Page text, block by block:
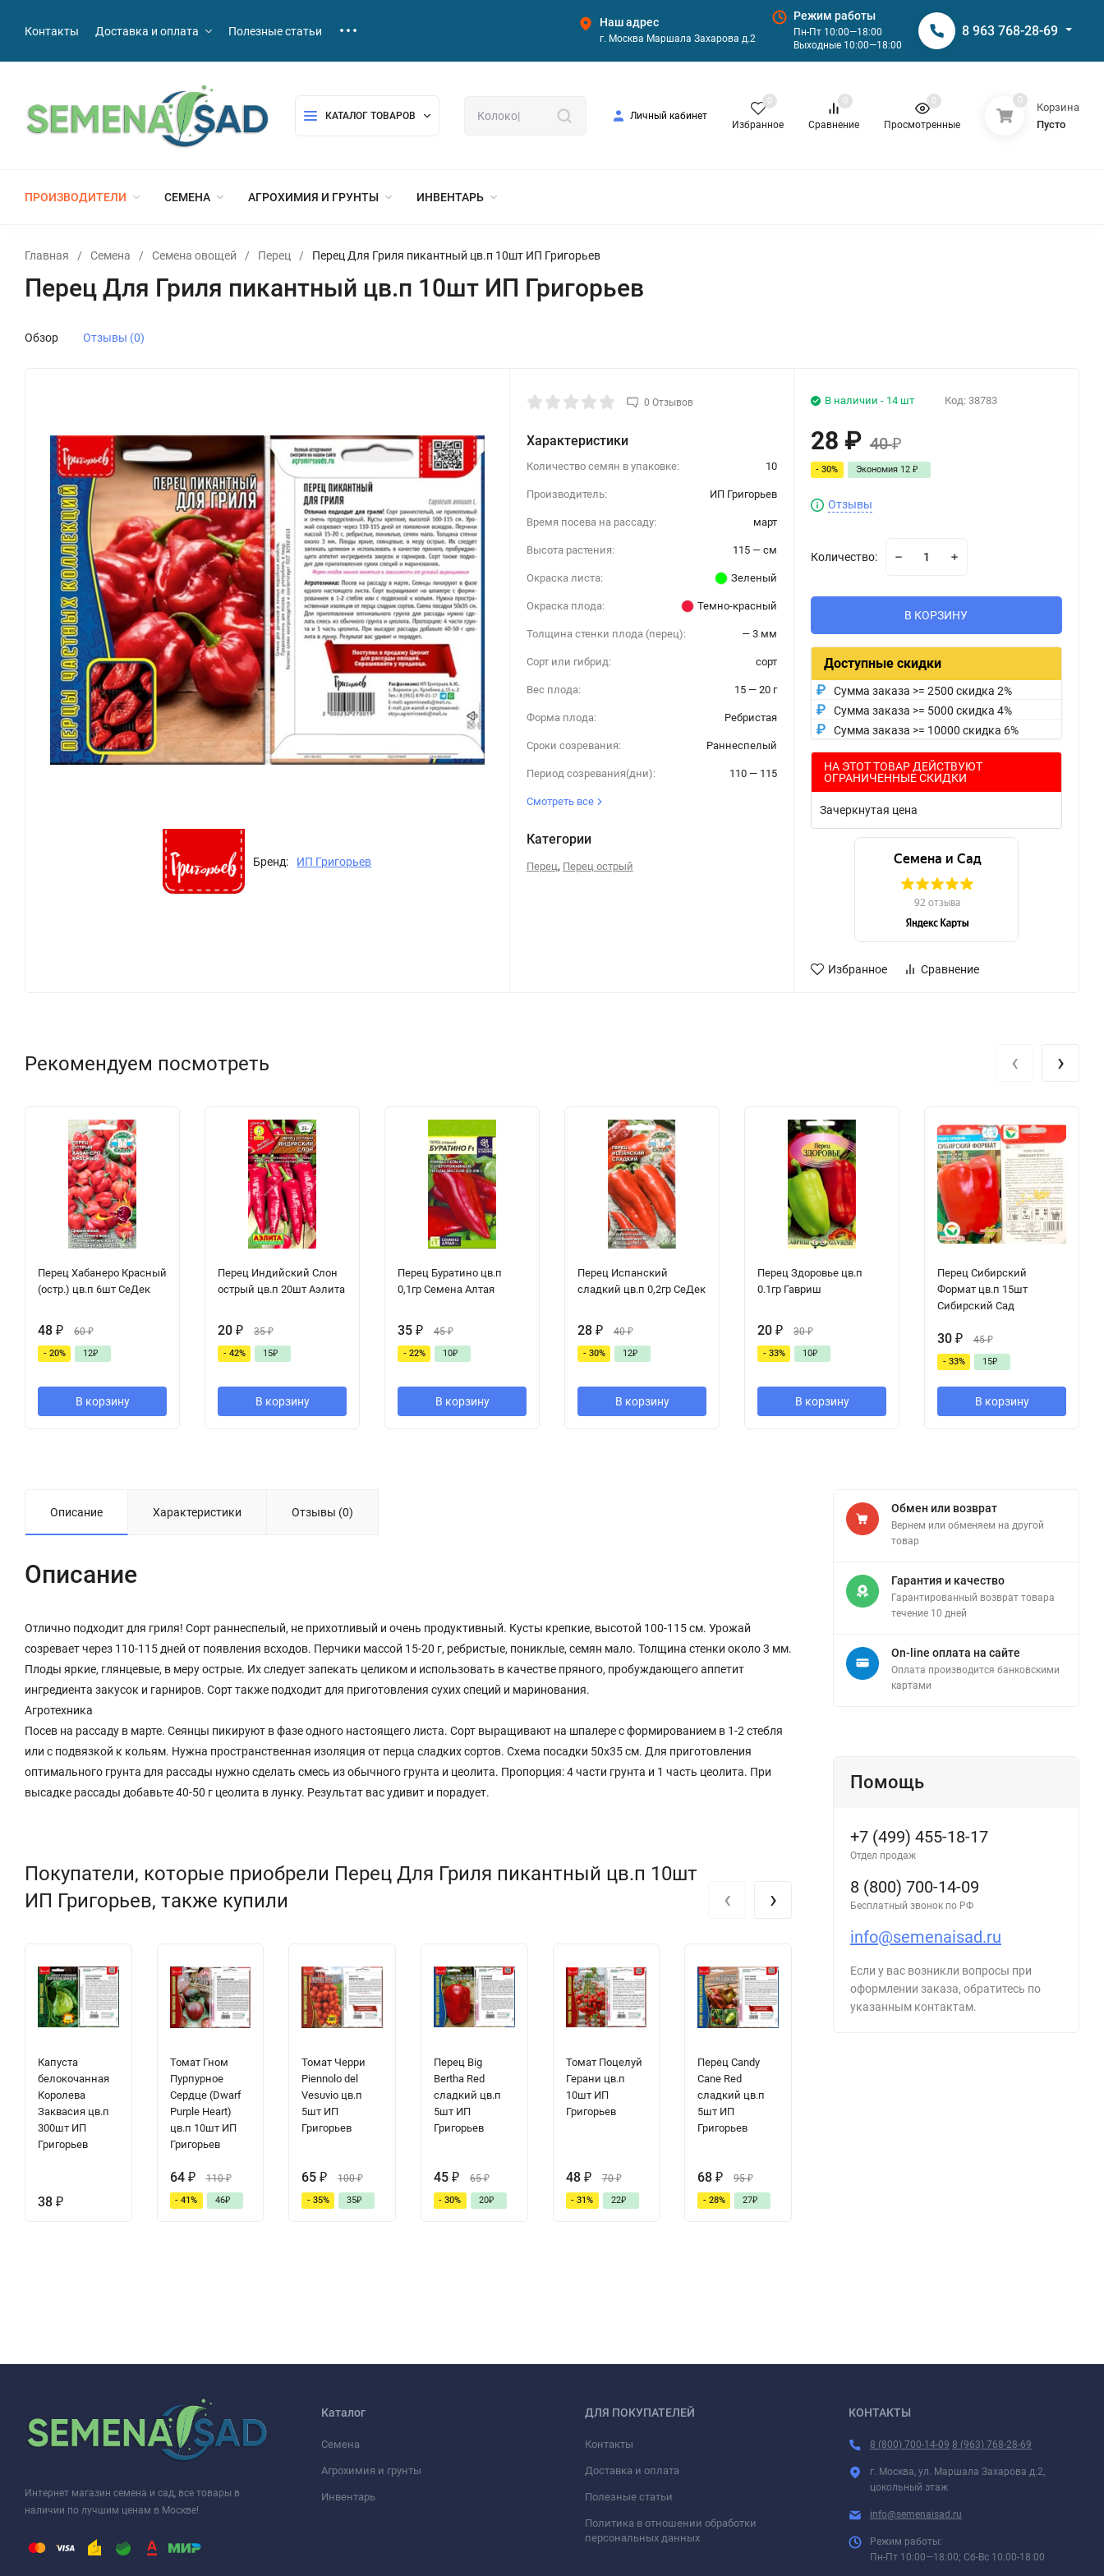
Контакты Доставка и оплата Полезные статьи
Наш адрес
г. Москва Маршала Захарова д.2
Режим работы
Пн-Пт 10:00—18:00
Выходные 10:00—18:00
8 963 768-28-69
КАТАЛОГ ТОВАРОВ
Личный кабинет
Избранное
0
Сравнение
0
Просмотренные
0 0
Корзина
Пусто
ПРОИЗВОДИТЕЛИ СЕМЕНА АГРОХИМИЯ И ГРУНТЫ ИНВЕНТАРЬ
Главная / Семена / Семена овощей / Перец / Перец Для Гриля пикантный цв.п 10шт ИП Григорьев
Перец Для Гриля пикантный цв.п 10шт ИП Григорьев
Обзор Отзывы (0)
Бренд: ИП Григорьев
0 Отзывов
Характеристики
Количество семян в упаковке: 10
Производитель: ИП Григорьев
Время посева на рассаду: март
Высота растения: 115 — см
Окраска листа: Зеленый
Окраска плода: Темно-красный
Толщина стенки плода (перец): — 3 мм
Сорт или гибрид: сорт
Вес плода: 15 — 20 г
Форма плода: Ребристая
Сроки созревания: Раннеспелый
Период созревания(дни): 110 — 115
Смотреть все
Категории
Перец, Перец острый
В наличии - 14 шт Код: 38783
28 ₽ 40₽
- 30% Экономия 12 ₽
Отзывы
Количество:
В КОРЗИНУ
Доступные скидки
Сумма заказа >= 2500 скидка 2%
Сумма заказа >= 5000 скидка 4%
Сумма заказа >= 10000 скидка 6%
НА ЭТОТ ТОВАР ДЕЙСТВУЮТ
ОГРАНИЧЕННЫЕ СКИДКИ
Зачеркнутая цена
Избранное Сравнение
Рекомендуем посмотреть
Перец Хабанеро Красный
(остр.) цв.п 6шт СеДек
48 ₽ 60₽
- 20% 12₽
В корзину
Перец Индийский Слон
острый цв.п 20шт Аэлита
20 ₽ 35₽
- 42% 15₽
В корзину
Перец Буратино цв.п
0,1гр Семена Алтая
35 ₽ 45₽
- 22% 10₽
В корзину
Перец Испанский
сладкий цв.п 0,2гр СеДек
28 ₽ 40₽
- 30% 12₽
В корзину
Перец Здоровье цв.п
0.1гр Гавриш
20 ₽ 30₽
- 33% 10₽
В корзину
Перец Сибирский
Формат цв.п 15шт
Сибирский Сад
30 ₽ 45₽
- 33% 15₽
В корзину
‹ ›
Описание Характеристики Отзывы (0)
Описание
Отлично подходит для гриля! Сорт раннеспелый, не прихотливый и очень продуктивный. Кусты крепкие, высотой 100-115 см. Урожай
созревает через 110-115 дней от появления всходов. Перчики массой 15-20 г, ребристые, пониклые, семян мало. Толщина стенки около 3 мм.
Плоды яркие, глянцевые, в меру острые. Их следует запекать целиком и использовать в качестве пряного, пробуждающего аппетит
ингредиента закусок и гарниров. Сорт также подходит для приготовления сухих специй и маринования.
Агротехника
Посев на рассаду в марте. Сеянцы пикируют в фазе одного настоящего листа. Сорт выращивают на шпалере с формированием в 1-2 стебля
или с подвязкой к кольям. Нужна пространственная изоляция от перца сладких сортов. Схема посадки 50х35 см. Для приготовления
оптимального грунта для рассады нужно сделать смесь из обычного грунта и цеолита. Пропорция: 4 части грунта и 1 часть цеолита. При
высадке рассады добавьте 40-50 г цеолита в лунку. Результат вас удивит и порадует.
Покупатели, которые приобрели Перец Для Гриля пикантный цв.п 10шт
ИП Григорьев, также купили
Капуста
белокочанная
Королева
Заквасия цв.п
300шт ИП
Григорьев
38 ₽
Томат Гном
Пурпурное
Сердце (Dwarf
Purple Heart)
цв.п 10шт ИП
Григорьев
64 ₽ 110₽
- 41% 46₽
Томат Черри
Piennolo del
Vesuvio цв.п
5шт ИП
Григорьев
65₽ 100₽
- 35% 35₽
Перец Big
Bertha Red
сладкий цв.п
5шт ИП
Григорьев
45 ₽ 65₽
- 30% 20₽
Томат Поцелуй
Герани цв.п
10шт ИП
Григорьев
48 ₽ 70₽
- 31% 22₽
Перец Candy
Cane Red
сладкий цв.п
5шт ИП
Григорьев
68₽ 95₽
- 28% 27₽
‹ ›
Обмен или возврат
Вернем или обменяем на другой
товар
Гарантия и качество
Гарантированный возврат товара
течение 10 дней
On-line оплата на сайте
Оплата производится банковскими
картами
Помощь
+7 (499) 455-18-17
Отдел продаж
8 (800) 700-14-09
Бесплатный звонок по РФ
info@semenaisad.ru
Если у вас возникли вопросы при
оформлении заказа, обратитесь по
указанным контактам.
Интернет магазин семена и сад, все товары в
наличии по лучшим ценам в Москве!
Каталог
Семена
Агрохимия и грунты
Инвентарь
ДЛЯ ПОКУПАТЕЛЕЙ
Контакты
Доставка и оплата
Полезные статьи
Политика в отношении обработки
персональных данных
КОНТАКТЫ
8 (800) 700-14-09 8 (963) 768-28-69
г. Москва, ул. Маршала Захарова д.2,
цокольный этаж
info@semenaisad.ru
Режим работы:
Пн-Пт 10:00—18:00; Сб-Вс 10:00-18:00